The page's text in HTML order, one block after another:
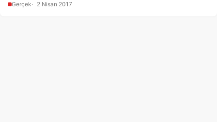
Gerçek 2 Nisan 2017